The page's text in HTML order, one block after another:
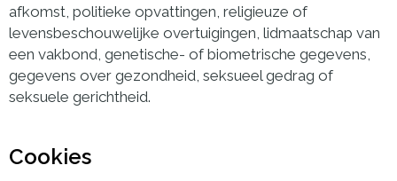
afkomst, politieke opvattingen, religieuze of
levensbeschouwelijke overtuigingen, lidmaatschap van
een vakbond, genetische- of biometrische gegevens,
gegevens over gezondheid, seksueel gedrag of
seksuele gerichtheid.
Cookies